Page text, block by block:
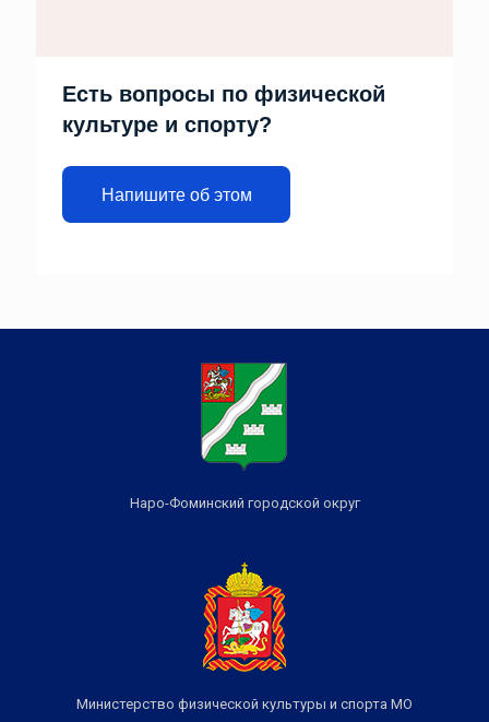
Есть вопросы по физической
культуре и спорту?
Напишите об этом
Наро-Фоминский городской округ
Министерство физической культуры и спорта МО